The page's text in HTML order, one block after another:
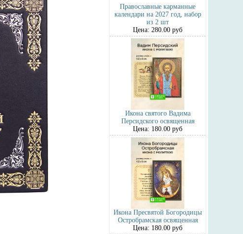
Православные карманные
календари на 2027 год, набор
из 2 шт
Цена: 280.00 руб
Икона святого Вадима
Персидского освященная
Цена: 180.00 руб
Икона Пресвятой Богородицы
Остробрамская освященная
Цена: 180.00 руб